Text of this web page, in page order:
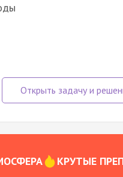
КРУТЫЕ